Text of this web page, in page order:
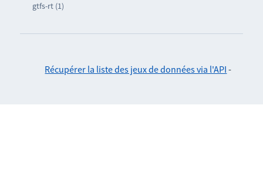
gtfs-rt (1)
Récupérer la liste des jeux de données via l'API -